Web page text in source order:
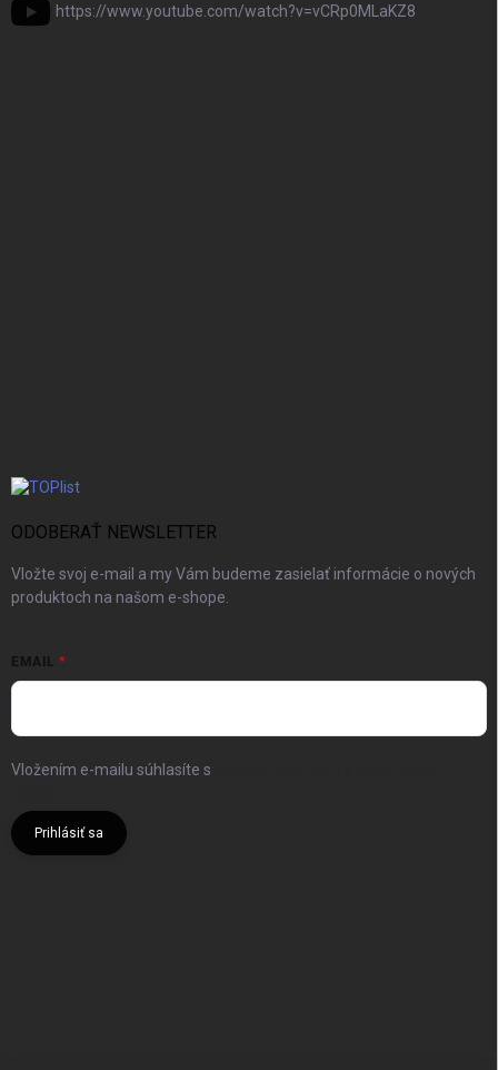
https://www.youtube.com/watch?v=vCRp0MLaKZ8
ODOBERAŤ NEWSLETTER
Vložte svoj e-mail a my Vám budeme zasielať informácie o nových
produktoch na našom e-shope.
EMAIL
Vložením e-mailu súhlasíte s
Prihlásiť sa